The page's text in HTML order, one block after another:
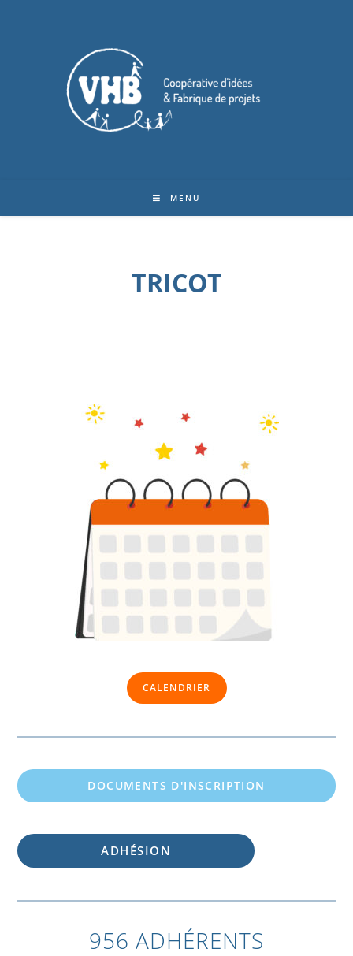
MENU
TRICOT
CALENDRIER
DOCUMENTS D'INSCRIPTION
ADHÉSION
956 ADHÉRENTS